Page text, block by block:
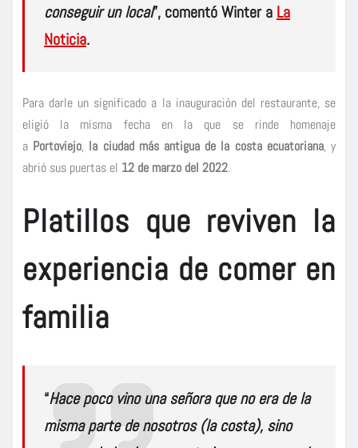
conseguir un local”, comentó Winter a La
Noticia.
Para darle un significado a la inauguración del restaurante, se
eligió la misma fecha en la que se rinde homenaje
a Portoviejo, la ciudad más antigua de la costa ecuatoriana, y
abrió sus puertas el 12 de marzo del 2022.
Platillos que reviven la
experiencia de comer en
familia
“Hace poco vino una señora que no era de la
misma parte de nosotros (la costa), sino